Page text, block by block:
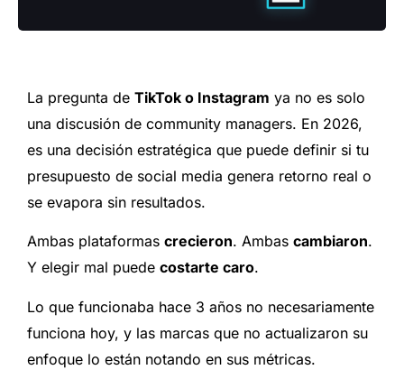
La pregunta de TikTok o Instagram ya no es solo
una discusión de community managers. En 2026,
es una decisión estratégica que puede definir si tu
presupuesto de social media genera retorno real o
se evapora sin resultados.
Ambas plataformas crecieron. Ambas cambiaron.
Y elegir mal puede costarte caro.
Lo que funcionaba hace 3 años no necesariamente
funciona hoy, y las marcas que no actualizaron su
enfoque lo están notando en sus métricas.